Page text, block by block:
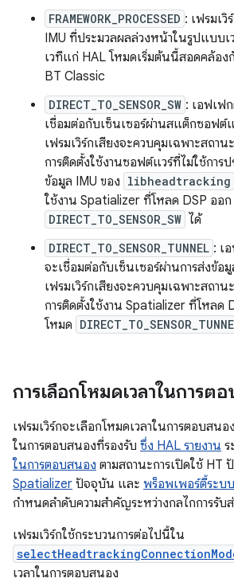
FRAMEWORK_PROCESSED : เฟรมเ
IMU ที่ประมวลผลล่วงหน้าในรูปแบบเ
เวทีแก่ HAL โหมดเริ่มต้นนี้สอดคล้อ
BT Classic
DIRECT_TO_SENSOR_SW : เอฟเฟ
เชื่อมต่อกับเซ็นเซอร์ผ่านสแต็กซอฟต์แ
เฟรมเวิร์กเสียงจะควบคุมเฉพาะสถา
การติดตั้งใช้งานซอฟต์แวร์ที่ไม่ใช้การ
ข้อมูล IMU ของ libheadtracking
ใช้งาน Spatializer ที่โหลด DSP ออก
DIRECT_TO_SENSOR_SW ได้
DIRECT_TO_SENSOR_TUNNEL : เ
จะเชื่อมต่อกับเซ็นเซอร์ผ่านการส่งข้อมู
เฟรมเวิร์กเสียงจะควบคุมเฉพาะสถา
การติดตั้งใช้งาน Spatializer ที่โหลด
โหมด
การเลือกโหมดเวลาในการต
เฟรมเวิร์กจะเลือกโหมดเวลาในการตอบสนอ
ในการตอบสนองที่รองรับ ซึ่ง HAL รายงาน ร
ในการตอบสนอง ตามสถานะการเปิดใช้ HT
Spatializer ปัจจุบัน และ พร็อพเพอร์ตี้ระบบ
กำหนดลำดับความสำคัญระหว่างกลไกการรับ
เฟรมเวิร์กใช้กระบวนการต่อไปนี้ใน
เวลาในการตอบสนอง